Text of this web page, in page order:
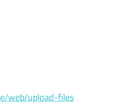
web/upload-files